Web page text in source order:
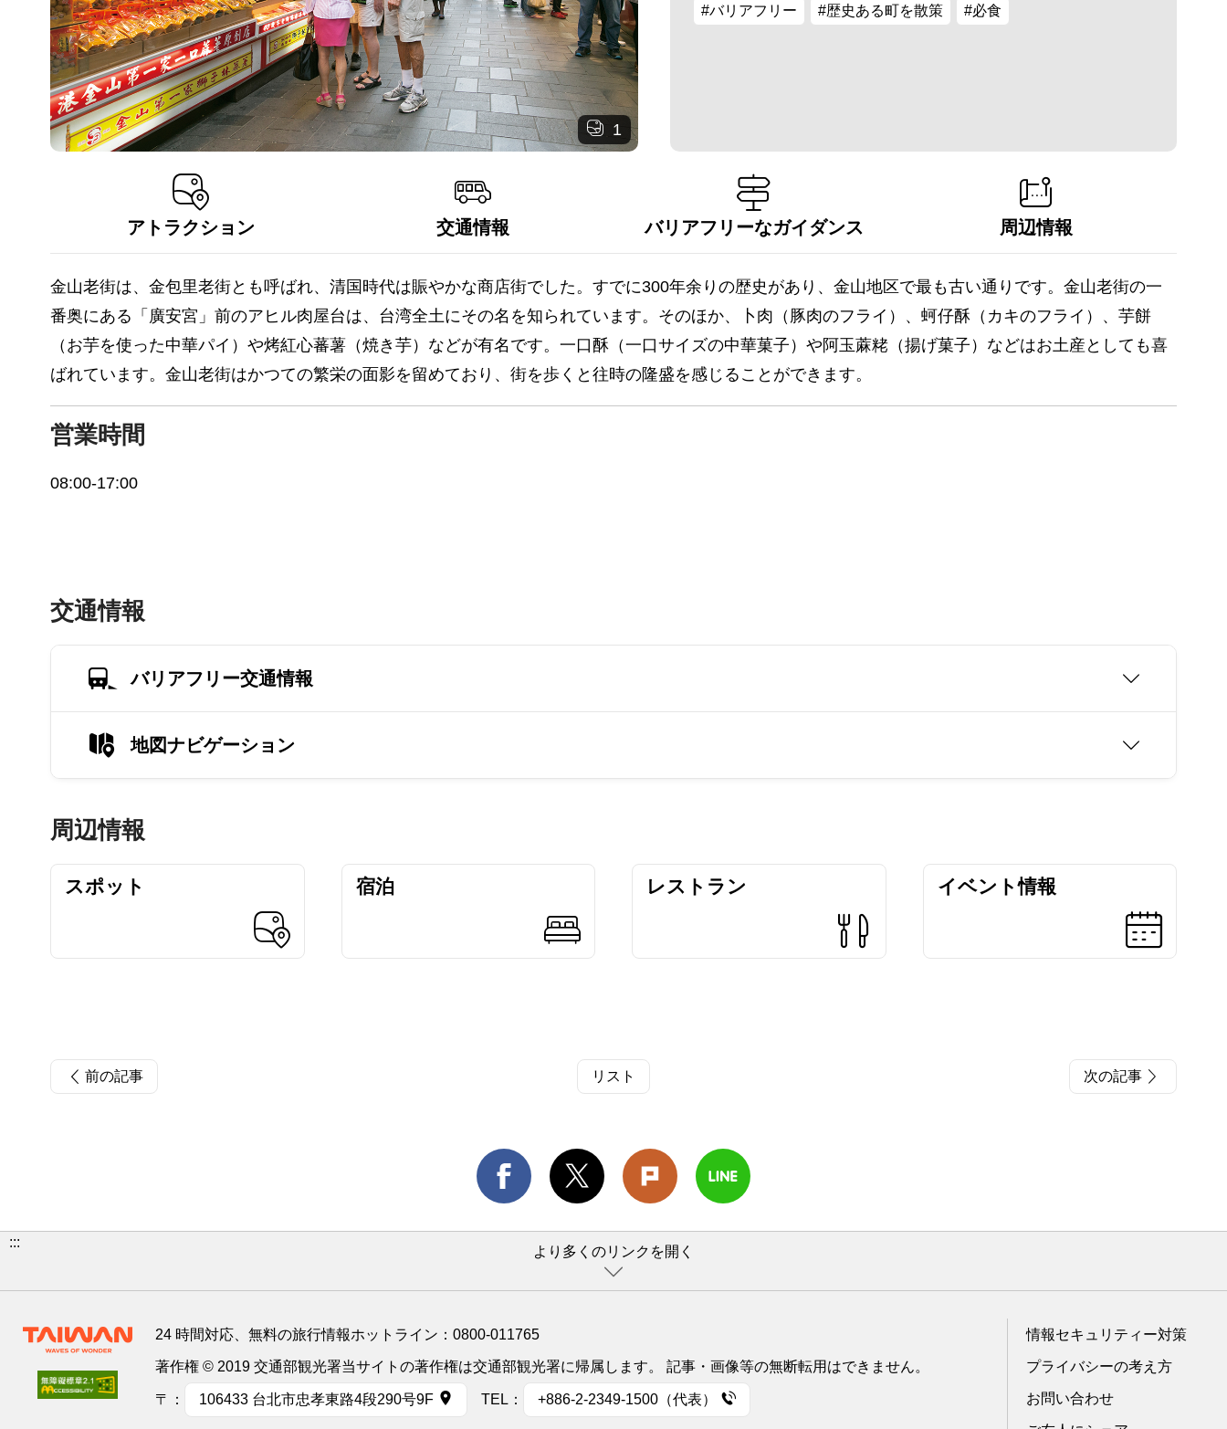
1
#バリアフリー #歴史ある町を散策 #必食
アトラクション 交通情報 バリアフリーなガイダンス 周辺情報
金山老街は、金包里老街とも呼ばれ、清国時代は賑やかな商店街でした。すでに300年余りの歴史があり、金山地区で最も古い通りです。金山老街の一
番奥にある「廣安宮」前のアヒル肉屋台は、台湾全土にその名を知られています。そのほか、卜肉（豚肉のフライ）、蚵仔酥（カキのフライ）、芋餅
（お芋を使った中華パイ）や烤紅心蕃薯（焼き芋）などが有名です。一口酥（一口サイズの中華菓子）や阿玉蔴粩（揚げ菓子）などはお土産としても喜
ばれています。金山老街はかつての繁栄の面影を留めており、街を歩くと往時の隆盛を感じることができます。
営業時間
08:00-17:00
交通情報
バリアフリー交通情報
地図ナビゲーション
周辺情報
スポット 宿泊 レストラン イベント情報
前の記事 リスト 次の記事
:::
より多くのリンクを開く
24 時間対応、無料の旅行情報ホットライン： 0800-011765
著作権 © 2019 交通部観光署当サイトの著作権は交通部観光署に帰属します。 記事・画像等の無断転用はできません。
〒： 106433 台北市忠孝東路4段290号9F TEL： +886-2-2349-1500（代表）
情報セキュリティー対策
プライバシーの考え方
お問い合わせ